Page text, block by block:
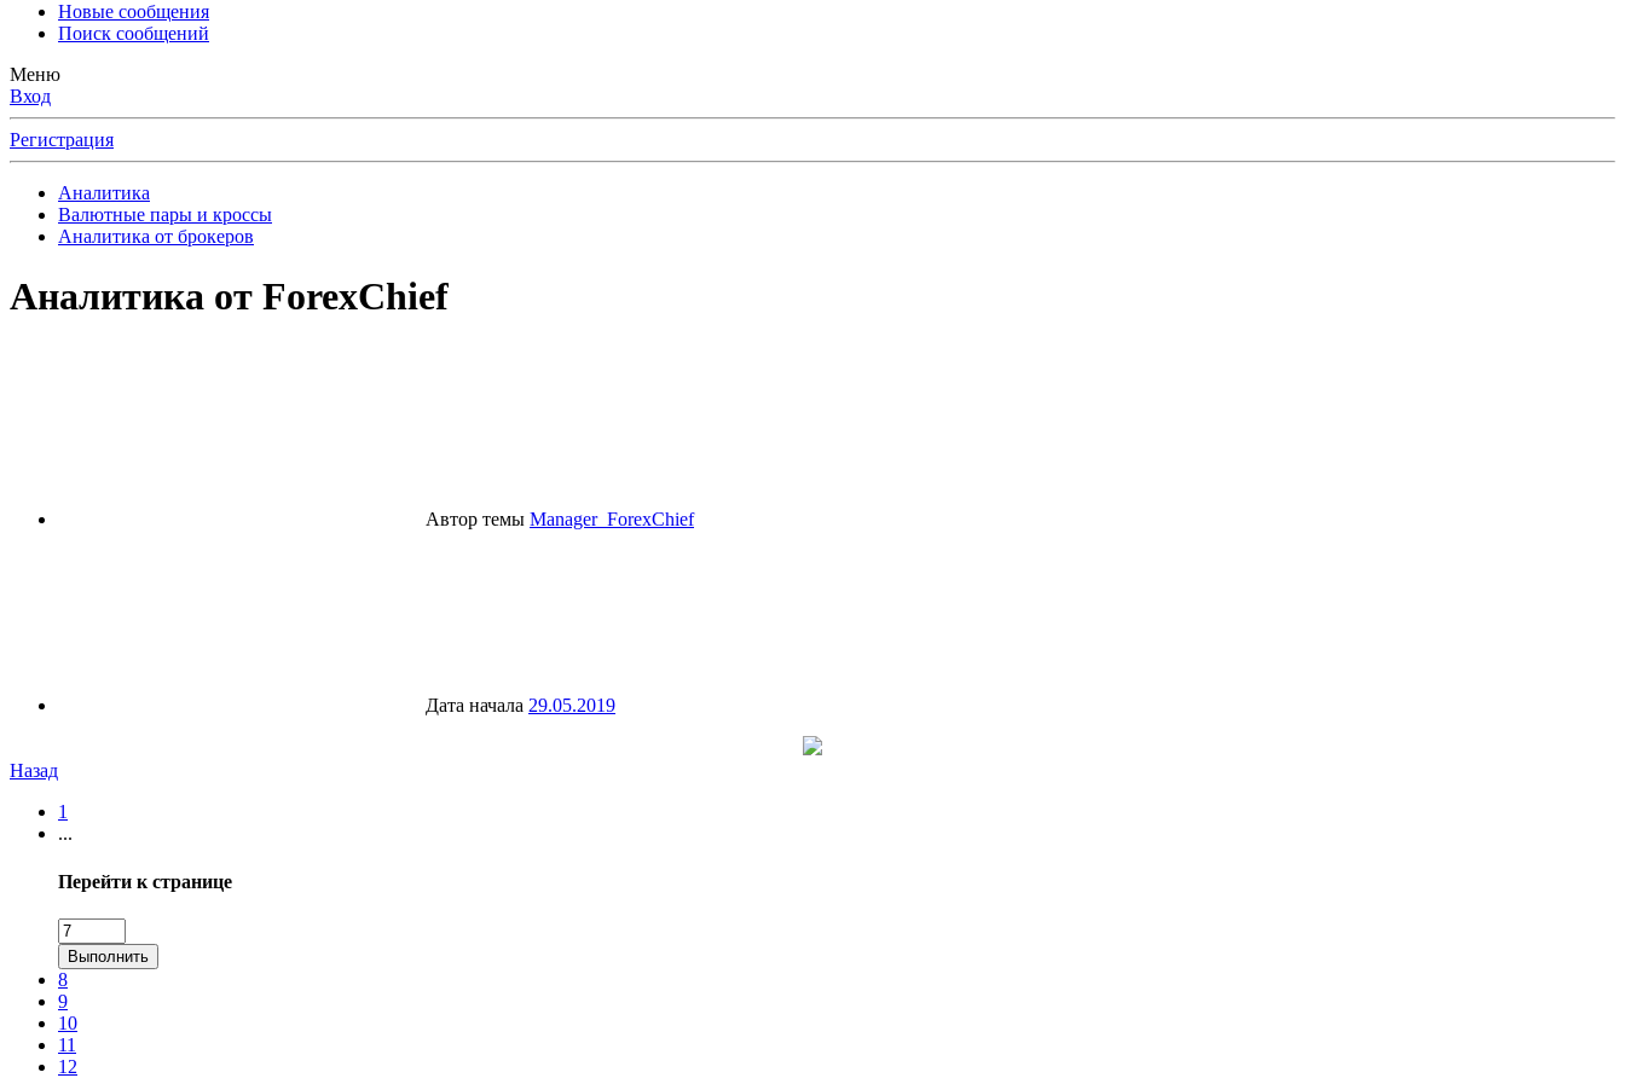
Новые сообщения
Поиск сообщений
Меню
Вход
Регистрация
Аналитика
Валютные пары и кроссы
Аналитика от брокеров
Аналитика от ForexChief
Автор темы Manager_ForexChief
Дата начала 29.05.2019
Назад
1
...
Перейти к странице
Выполнить
8
9
10
11
12